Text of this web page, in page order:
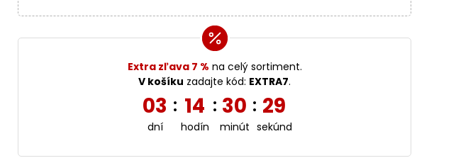
Extra zľava 7 % na celý sortiment.
V košíku zadajte kód: EXTRA7.
03
dní
: 14
hodín
: 30
minút
: 29
sekúnd